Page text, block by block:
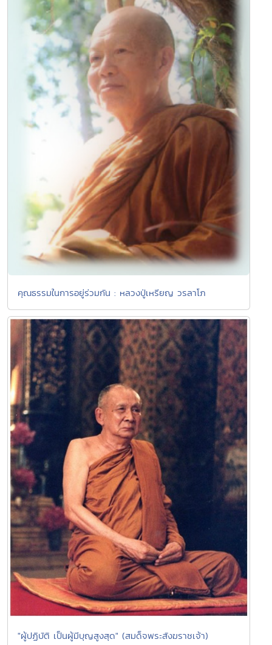
คุณธรรมในการอยู่ร่วมกัน : หลวงปู่เหรียญ วรลาโภ
"ผู้ปฏิบัติ เป็นผู้มีบุญสูงสุด" (สมด็จพระสังฆราชเจ้า)